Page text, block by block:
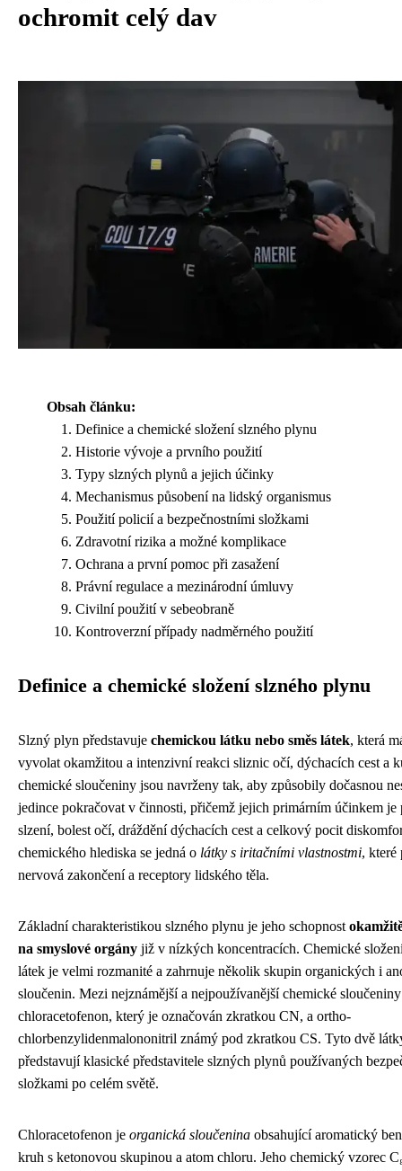
ochromit celý dav
Obsah článku:
Definice a chemické složení slzného plynu
Historie vývoje a prvního použití
Typy slzných plynů a jejich účinky
Mechanismus působení na lidský organismus
Použití policií a bezpečnostními složkami
Zdravotní rizika a možné komplikace
Ochrana a první pomoc při zasažení
Právní regulace a mezinárodní úmluvy
Civilní použití v sebeobraně
Kontroverzní případy nadměrného použití
Definice a chemické složení slzného plynu
Slzný plyn představuje chemickou látku nebo směs látek, která
vyvolat okamžitou a intenzivní reakci sliznic očí, dýchacích cest a
chemické sloučeniny jsou navrženy tak, aby způsobily dočasnou
jedince pokračovat v činnosti, přičemž jejich primárním účinkem je
slzení, bolest očí, dráždění dýchacích cest a celkový pocit
chemického hlediska se jedná o látky s iritačními vlastnostmi, které
nervová zakončení a receptory lidského těla.
Základní charakteristikou slzného plynu je jeho schopnost
na smyslové orgány již v nízkých koncentracích. Chemické
látek je velmi rozmanité a zahrnuje několik skupin organických i
sloučenin. Mezi nejznámější a nejpoužívanější chemické
chloracetofenon, který je označován zkratkou CN, a ortho-
chlorbenzylidenmalononitril známý pod zkratkou CS. Tyto dvě
představují klasické představitele slzných plynů používaných
složkami po celém světě.
Chloracetofenon je organická sloučenina obsahující aromatický
kruh s ketonovou skupinou a atom chloru. Jeho chemický vzorec